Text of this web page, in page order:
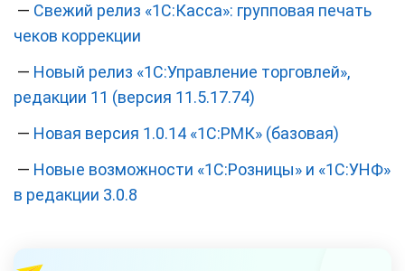
— Свежий релиз «1С:Касса»: групповая печать
чеков коррекции
— Новый релиз «1С:Управление торговлей»,
редакции 11 (версия 11.5.17.74)
— Новая версия 1.0.14 «1С:РМК» (базовая)
— Новые возможности «1С:Розницы» и «1С:УНФ»
в редакции 3.0.8